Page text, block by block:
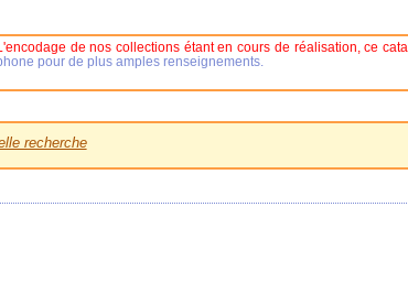
recherche
de nos collections étant en cours de réalisation, ce
pour de plus amples renseignements.